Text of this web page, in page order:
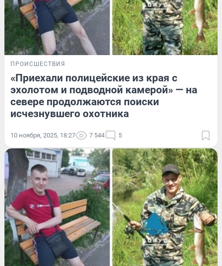
ПРОИСШЕСТВИЯ
«Приехали полицейские из края с
эхолотом и подводной камерой» — на
севере продолжаются поиски
исчезнувшего охотника
10 ноября, 2025, 18:27 7 544 5